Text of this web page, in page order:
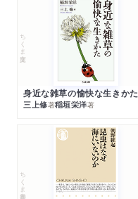
ちくま文庫
身近な雑草の愉快な生きかた
三上修著稲垣栄洋著
ちくま新書